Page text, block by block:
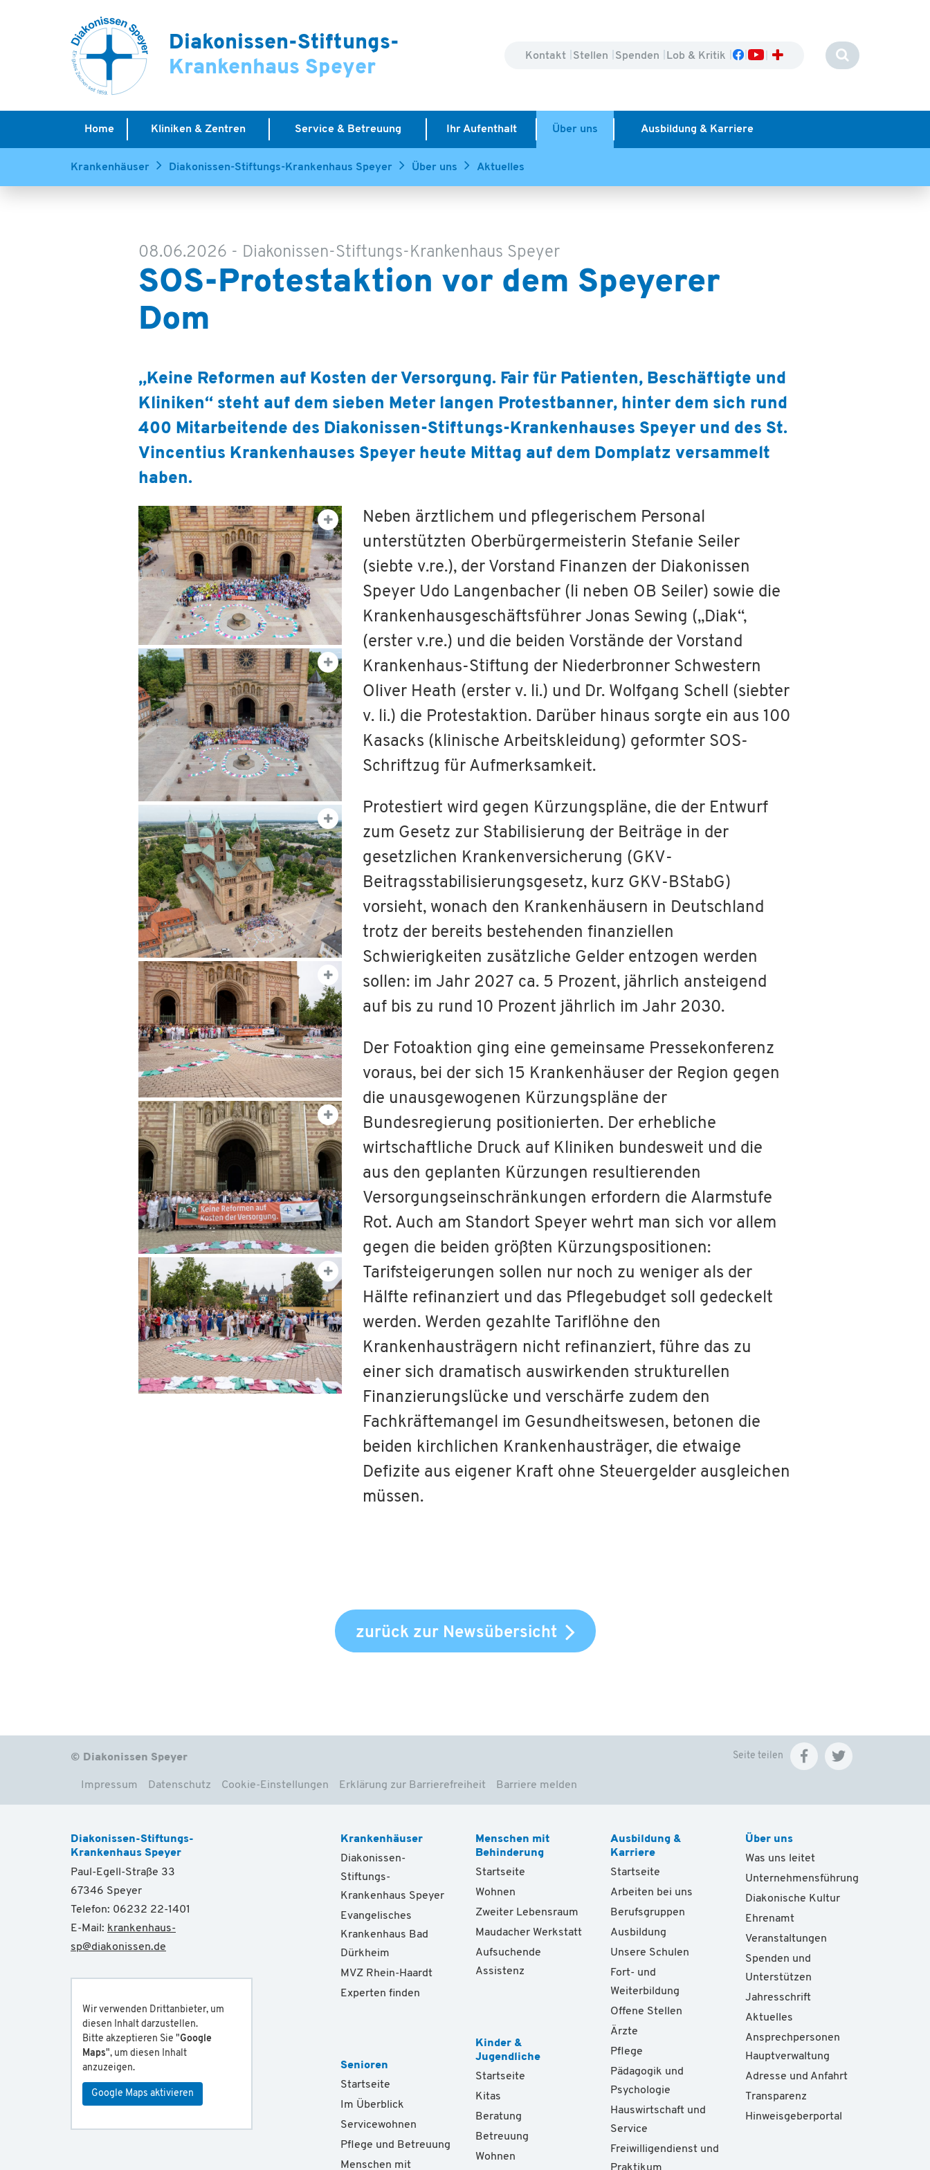
Diakonissen-Stiftungs-
Krankenhaus Speyer
Kontakt Stellen Spenden Lob & Kritik
Home Kliniken & Zentren Service & Betreuung Ihr Aufenthalt Über uns Ausbildung & Karriere
Krankenhäuser Diakonissen-Stiftungs-Krankenhaus Speyer Über uns Aktuelles
08.06.2026 - Diakonissen-Stiftungs-Krankenhaus Speyer
SOS-Protestaktion vor dem Speyerer
Dom
„Keine Reformen auf Kosten der Versorgung. Fair für Patienten, Beschäftigte und
Kliniken“ steht auf dem sieben Meter langen Protestbanner, hinter dem sich rund
400 Mitarbeitende des Diakonissen-Stiftungs-Krankenhauses Speyer und des St.
Vincentius Krankenhauses Speyer heute Mittag auf dem Domplatz versammelt
haben.
Neben ärztlichem und pflegerischem Personal
unterstützten Oberbürgermeisterin Stefanie Seiler
(siebte v.re.), der Vorstand Finanzen der Diakonissen
Speyer Udo Langenbacher (li neben OB Seiler) sowie die
Krankenhausgeschäftsführer Jonas Sewing („Diak“,
(erster v.re.) und die beiden Vorstände der Vorstand
Krankenhaus-Stiftung der Niederbronner Schwestern
Oliver Heath (erster v. li.) und Dr. Wolfgang Schell (siebter
v. li.) die Protestaktion. Darüber hinaus sorgte ein aus 100
Kasacks (klinische Arbeitskleidung) geformter SOS-
Schriftzug für Aufmerksamkeit.
Protestiert wird gegen Kürzungspläne, die der Entwurf
zum Gesetz zur Stabilisierung der Beiträge in der
gesetzlichen Krankenversicherung (GKV-
Beitragsstabilisierungsgesetz, kurz GKV-BStabG)
vorsieht, wonach den Krankenhäusern in Deutschland
trotz der bereits bestehenden finanziellen
Schwierigkeiten zusätzliche Gelder entzogen werden
sollen: im Jahr 2027 ca. 5 Prozent, jährlich ansteigend
auf bis zu rund 10 Prozent jährlich im Jahr 2030.
Der Fotoaktion ging eine gemeinsame Pressekonferenz
voraus, bei der sich 15 Krankenhäuser der Region gegen
die unausgewogenen Kürzungspläne der
Bundesregierung positionierten. Der erhebliche
wirtschaftliche Druck auf Kliniken bundesweit und die
aus den geplanten Kürzungen resultierenden
Versorgungseinschränkungen erfordern die Alarmstufe
Rot. Auch am Standort Speyer wehrt man sich vor allem
gegen die beiden größten Kürzungspositionen:
Tarifsteigerungen sollen nur noch zu weniger als der
Hälfte refinanziert und das Pflegebudget soll gedeckelt
werden. Werden gezahlte Tariflöhne den
Krankenhausträgern nicht refinanziert, führe das zu
einer sich dramatisch auswirkenden strukturellen
Finanzierungslücke und verschärfe zudem den
Fachkräftemangel im Gesundheitswesen, betonen die
beiden kirchlichen Krankenhausträger, die etwaige
Defizite aus eigener Kraft ohne Steuergelder ausgleichen
müssen.
zurück zur Newsübersicht
© Diakonissen Speyer
Impressum Datenschutz Cookie-Einstellungen Erklärung zur Barrierefreiheit Barriere melden
Seite teilen
Diakonissen-Stiftungs-
Krankenhaus Speyer
Paul-Egell-Straße 33
67346 Speyer
Telefon: 06232 22-1401
E-Mail: krankenhaus-
sp@diakonissen.de
Wir verwenden Drittanbieter, um
diesen Inhalt darzustellen.
Bitte akzeptieren Sie "Google
Maps", um diesen Inhalt
anzuzeigen.
Google Maps aktivieren
Krankenhäuser
Diakonissen-
Stiftungs-
Krankenhaus Speyer
Evangelisches
Krankenhaus Bad
Dürkheim
MVZ Rhein-Haardt
Experten finden
Senioren
Startseite
Im Überblick
Servicewohnen
Pflege und Betreuung
Menschen mit
Menschen mit
Behinderung
Startseite
Wohnen
Zweiter Lebensraum
Maudacher Werkstatt
Aufsuchende
Assistenz
Kinder &
Jugendliche
Startseite
Kitas
Beratung
Betreuung
Wohnen
Ausbildung &
Karriere
Startseite
Arbeiten bei uns
Berufsgruppen
Ausbildung
Unsere Schulen
Fort- und
Weiterbildung
Offene Stellen
Ärzte
Pflege
Pädagogik und
Psychologie
Hauswirtschaft und
Service
Freiwilligendienst und
Über uns
Was uns leitet
Unternehmensführung
Diakonische Kultur
Ehrenamt
Veranstaltungen
Spenden und
Unterstützen
Jahresschrift
Aktuelles
Ansprechpersonen
Hauptverwaltung
Adresse und Anfahrt
Transparenz
Hinweisgeberportal